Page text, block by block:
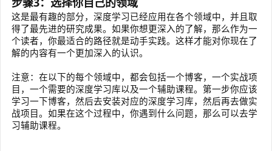
这是最有趣的部分，深度学习已经应用在各个领域中，并且取
得了最先进的研究成果。如果你想更深入的了解，那么作为一
个读者，你最适合的路径就是动手实践。这样才能对你现在了
解的内容有一个更加深入的认识。
注意：在以下的每个领域中，都会包括一个博客，一个实战项
目，一个需要的深度学习库以及一个辅助课程。第一步你应该
学习一下博客，然后去安装对应的深度学习库，然后再去做实
战项目。如果在这个过程中，你遇到什么问题，那么可以去学
习辅助课程。